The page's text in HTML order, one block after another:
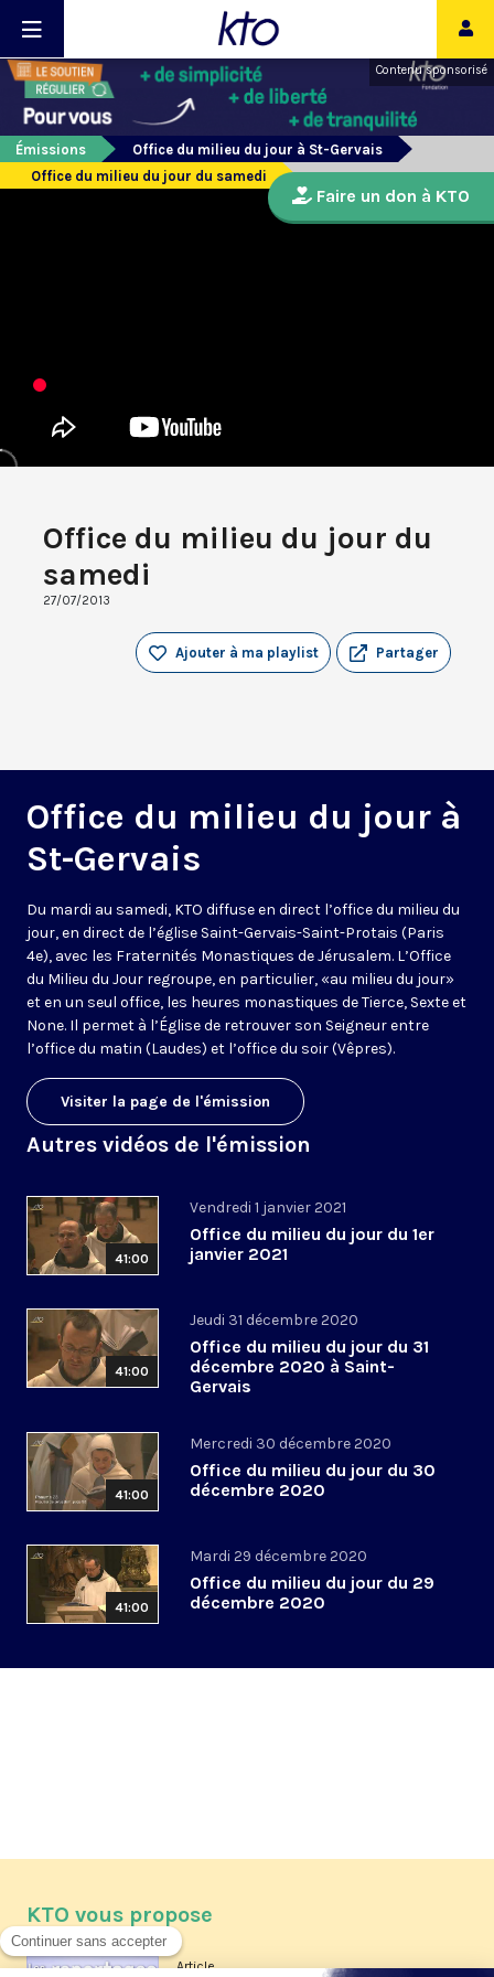
Contenu sponsorisé
Émissions
Office du milieu du jour à St-Gervais
Office du milieu du jour du samedi
Office du milieu du jour du
samedi
27/07/2013
Partager
Ajouter à ma playlist
Office du milieu du jour à
St-Gervais
Du mardi au samedi, KTO diffuse en direct l’office du milieu du
jour, en direct de l’église Saint-Gervais-Saint-Protais (Paris
4e), avec les Fraternités Monastiques de Jérusalem. L’Office
du Milieu du Jour regroupe, en particulier, «au milieu du jour»
et en un seul office, les heures monastiques de Tierce, Sexte et
None. Il permet à l’Église de retrouver son Seigneur entre
l’office du matin (Laudes) et l’office du soir (Vêpres).
Visiter la page de l'émission
Autres vidéos de l'émission
41:00
Vendredi 1 janvier 2021
Office du milieu du jour du 1er
janvier 2021
41:00
Jeudi 31 décembre 2020
Office du milieu du jour du 31
décembre 2020 à Saint-
Gervais
41:00
Mercredi 30 décembre 2020
Office du milieu du jour du 30
décembre 2020
41:00
Mardi 29 décembre 2020
Office du milieu du jour du 29
décembre 2020
Faire un don à KTO
KTO vous propose
Article